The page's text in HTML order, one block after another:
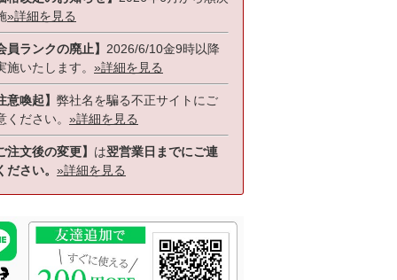
»詳細を見る
員ランクの廃止】 2026/6/10金9時以降
施いたします。 »詳細を見る
意喚起】 弊社名を騙る不正サイトにご
ください。 »詳細を見る
注文後の変更】 は翌営業日までにご連
ださい。 »詳細を見る